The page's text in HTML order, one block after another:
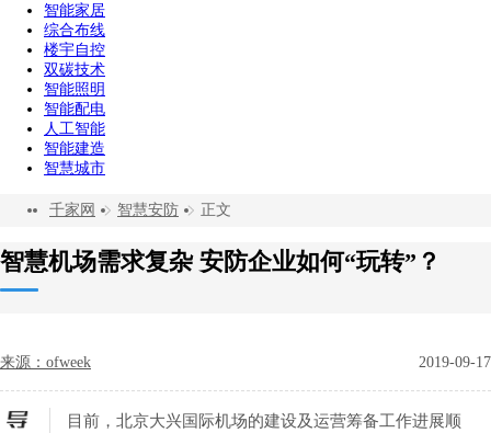
智能家居
综合布线
楼宇自控
双碳技术
智能照明
智能配电
人工智能
智能建造
智慧城市
千家网 智慧安防 正文
智慧机场需求复杂 安防企业如何“玩转”？
来源：ofweek 2019-09-17
目前，北京大兴国际机场的建设及运营筹备工作进展顺